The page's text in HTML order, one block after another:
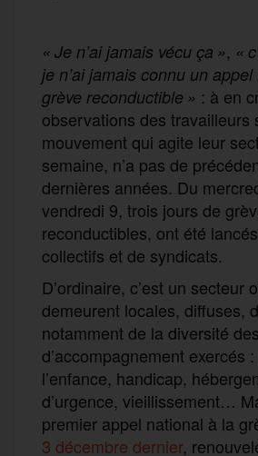
« Je n’ai jamais vécu ça », «
je n’ai jamais connu un
grève reconductible » : à en
observations des travailleurs
mouvement qui agite leur
semaine, n’a pas de
dernières années. Du
vendredi 9, trois jours de
reconductibles, ont été
collectifs et de syndicats.
D’ordinaire, c’est un secteur
demeurent locales, diffuses,
notamment de la diversité
d’accompagnement exercés
l’enfance, handicap,
d’urgence, vieillissement…
premier appel national à la
3 décembre dernier,